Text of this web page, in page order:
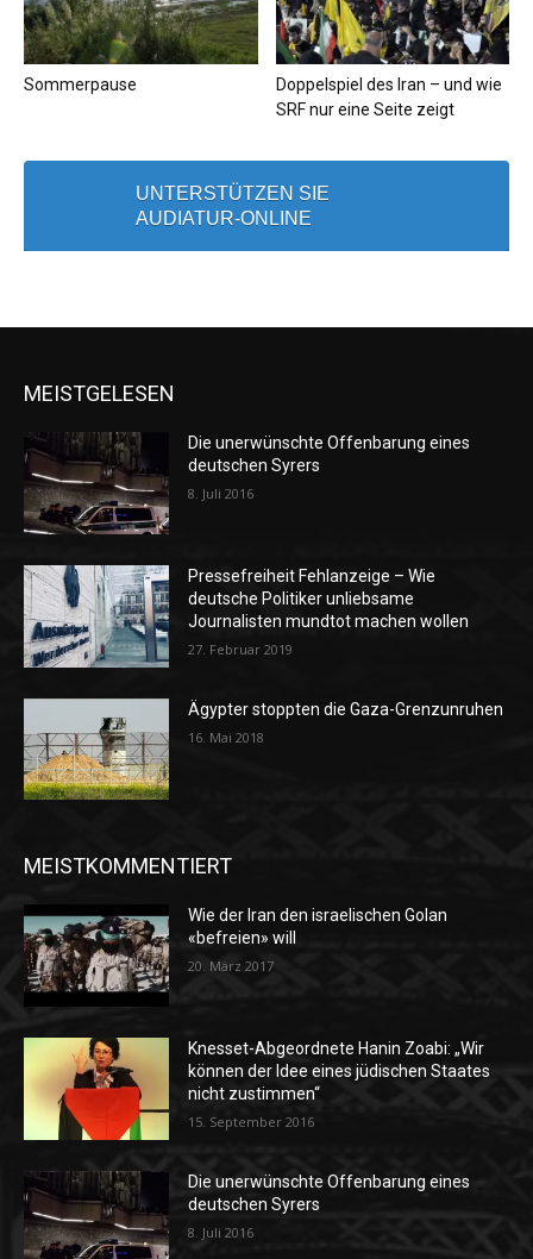
Sommerpause
Doppelspiel des Iran – und wie
SRF nur eine Seite zeigt
UNTERSTÜTZEN SIE
AUDIATUR-ONLINE
MEISTGELESEN
Die unerwünschte Offenbarung eines
deutschen Syrers
8. Juli 2016
Pressefreiheit Fehlanzeige – Wie
deutsche Politiker unliebsame
Journalisten mundtot machen wollen
27. Februar 2019
Ägypter stoppten die Gaza-Grenzunruhen
16. Mai 2018
MEISTKOMMENTIERT
Wie der Iran den israelischen Golan
«befreien» will
20. März 2017
Knesset-Abgeordnete Hanin Zoabi: „Wir
können der Idee eines jüdischen Staates
nicht zustimmen“
15. September 2016
Die unerwünschte Offenbarung eines
deutschen Syrers
8. Juli 2016